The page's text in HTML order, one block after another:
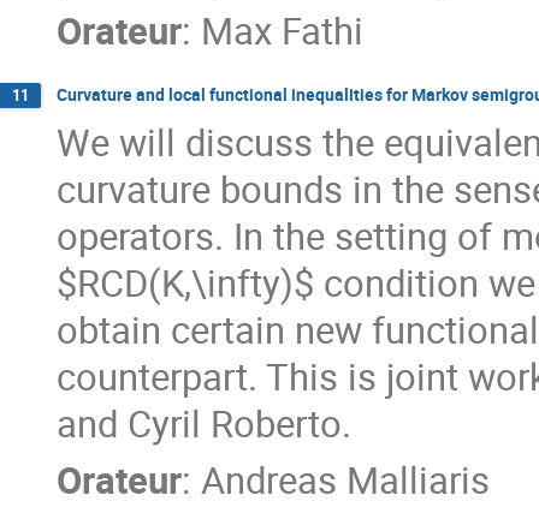
Orateur: Max Fathi
11 Curvature and local functional inequalities for Markov
We will discuss the
curvature bounds in the
operators. In the setting of
$RCD(K,\infty)$ condition
obtain certain new
counterpart. This is joint
and Cyril Roberto.
Orateur: Andreas Malliaris